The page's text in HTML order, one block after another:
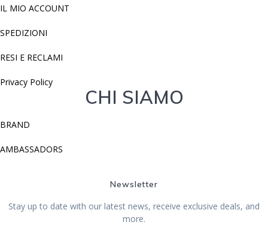
IL MIO ACCOUNT
SPEDIZIONI
RESI E RECLAMI
Privacy Policy
CHI SIAMO
BRAND
AMBASSADORS
Newsletter
Stay up to date with our latest news, receive exclusive deals, and
more.